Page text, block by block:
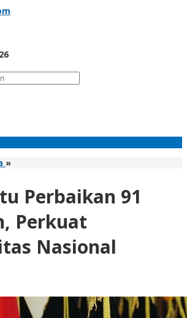
»Polri
91
Perkuat
Konektivitas
Nasional
Perbaikan 91
Perkuat
Nasional